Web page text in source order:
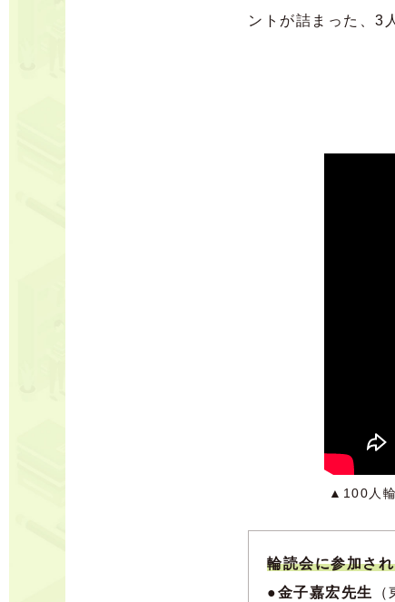
ントが詰まった、3
▲100人
輪読会に参加さ
●金子嘉宏先生